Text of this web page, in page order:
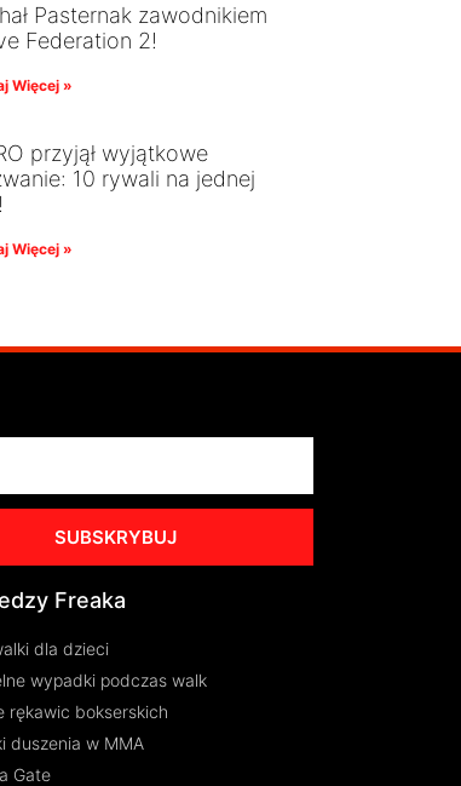
Pasternak zawodnikiem
Federation 2!
Więcej »
przyjął wyjątkowe
10 rywali na jednej
Więcej »
SUBSKRYBUJ
Freaka
dla dzieci
wypadki podczas walk
rękawic bokserskich
duszenia w MMA
Gate